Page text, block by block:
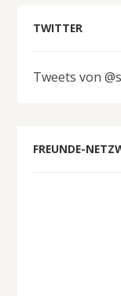
TWITTER
Tweets von
FREUNDE-